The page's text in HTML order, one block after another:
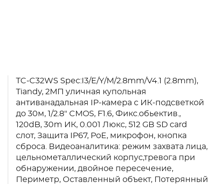
TC-C32WS Spec:I3/E/Y/M/2.8mm/V4.1 (2.8mm),
Tiandy, 2МП уличная купольная
антиванадальная IP-камера с ИК-подсветкой
до 30м, 1/2.8" CMOS, F1.6, Фикс.обьектив.,
120dB, 30m ИК, 0.001 Люкс, 512 GB SD card
слот, Защита IP67, PoE, микрофон, кнопка
сброса. Видеоаналитика: режим захвата лица,
цельнометаллический корпус,тревога при
обнаружении, двойное пересечение,
Периметр, Оставленный объект, Потерянный